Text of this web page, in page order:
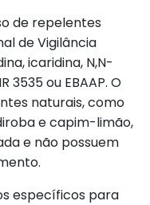
de repelentes
de Vigilância
icaridina, N,N-
ou EBAAP. O
naturais, como
e capim-limão,
e não possuem
específicos para